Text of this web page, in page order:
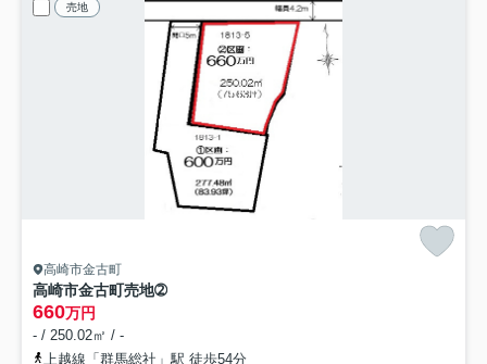
売地
高崎市金古町
高崎市金古町売地➁
660万円
- / 250.02㎡ / -
上越線「群馬総社」駅 徒歩54分